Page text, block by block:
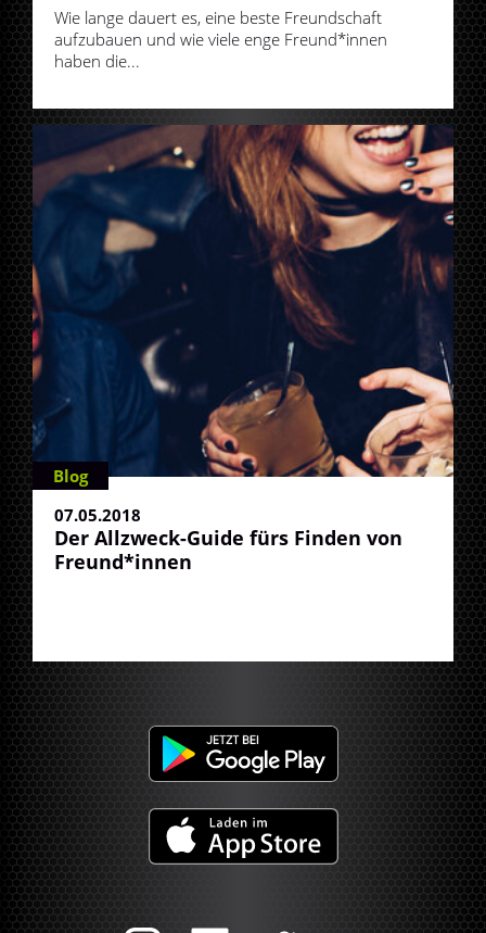
Wie lange dauert es, eine beste Freundschaft
aufzubauen und wie viele enge Freund*innen
haben die...
Blog
07.05.2018
Der Allzweck-Guide fürs Finden von
Freund*innen